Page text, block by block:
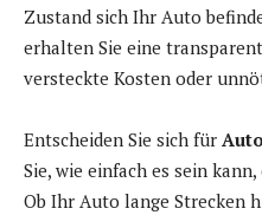
Zustand sich Ihr Auto
erhalten Sie eine
versteckte Kosten oder
Entscheiden Sie sich für
Sie, wie einfach es sein
Ob Ihr Auto lange Strecken